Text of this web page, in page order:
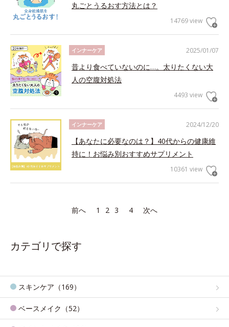
丸ごとうるおす方法とは？
14769 view
2025/01/07
インナーケア
昔より食べていないのに…。太りたくない大
人の空腹対処法
4493 view
2024/12/20
インナーケア
【あなたに必要なのは？】40代からの健康維
持に！お悩み別おすすめサプリメント
10361 view
前へ 1 2 3 4 次へ
カテゴリで探す
スキンケア（169）
ベースメイク（52）